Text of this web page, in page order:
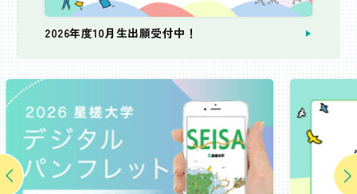
2026年度10月生出願受付中！